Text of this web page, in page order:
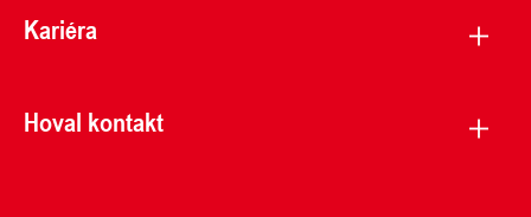
Kariéra
Hoval kontakt